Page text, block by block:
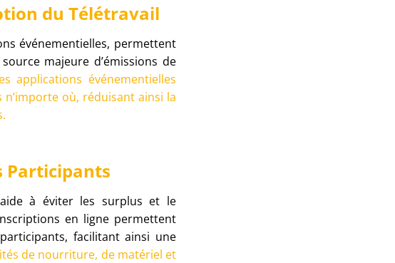
du Télétravail
événementielles, permettent
majeure d’émissions de
applications événementielles
où, réduisant ainsi la
Participants
à éviter les surplus et le
en ligne permettent
facilitant ainsi une
de nourriture, de matériel et